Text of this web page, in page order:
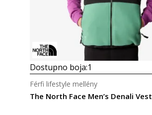
Dostupno boja:1
The North Face Men’s Denali Vest
Férfi lifestyle mellény